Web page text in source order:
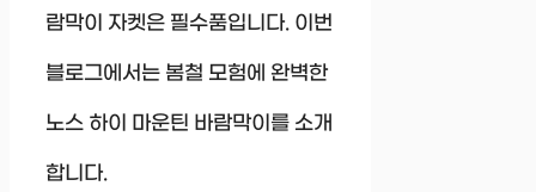
람막이 자켓은 필수품입니다. 이번
블로그에서는 봄철 모험에 완벽한
노스 하이 마운틴 바람막이를 소개
합니다.